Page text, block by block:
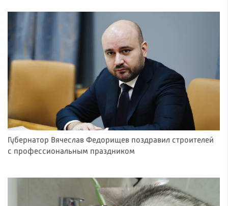
Губернатор Вячеслав Федорищев поздравил строителей
с профессиональным праздником